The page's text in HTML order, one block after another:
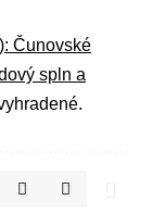
Čunovské
spln a